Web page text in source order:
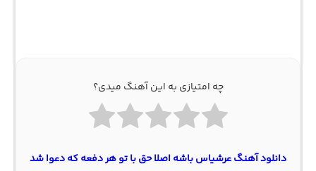
چه امتیازی به این آهنگ میدی؟
دانلود آهنگ عرشیاس باشه اصلا حق با تو هر دفعه که دعوا شد